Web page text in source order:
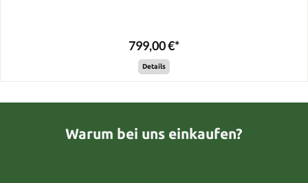
799,00 €*
Details
Warum bei uns einkaufen?